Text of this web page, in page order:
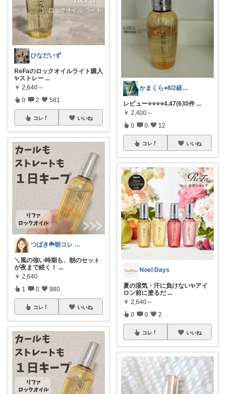
ひなだいず
ReFaのロックオイルライト購入
✨ストレー ...
￥ 2,640～
0 2 581
コレ いいね
つばき☘️朝コレ 家事・育児・仕事を楽に
＼風の強い時期も、朝のセット
が夜まで続く！ ...
￥ 2,640
1 0 980
コレ いいね
かまくら⭐︎8/2経由購入感謝です
レビュー⭐️⭐️⭐️⭐️4.47(630件 ...
￥ 2,400～
0 0 12
コレ いいね
Noel Days
夏の湿気・汗に負けない✨アイ
ロン前に塗るだ ...
￥ 2,640～
0 0 2
コレ いいね